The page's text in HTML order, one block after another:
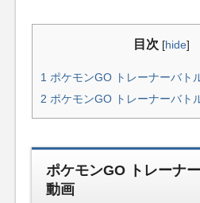
目次 [hide]
1 ポケモンGO トレーナーバト
2 ポケモンGO トレーナーバト
ポケモンGO トレーナ
動画